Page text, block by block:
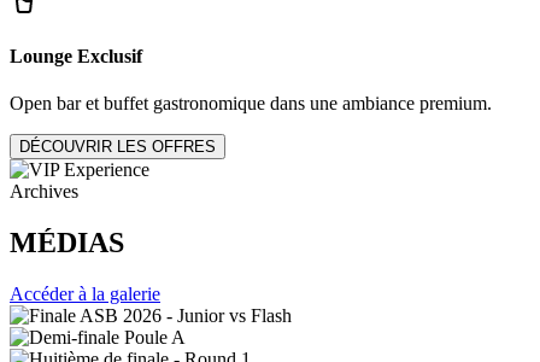
Lounge Exclusif
Open bar et buffet gastronomique dans une ambiance premium.
DÉCOUVRIR LES OFFRES
Archives
MÉDIAS
Accéder à la galerie